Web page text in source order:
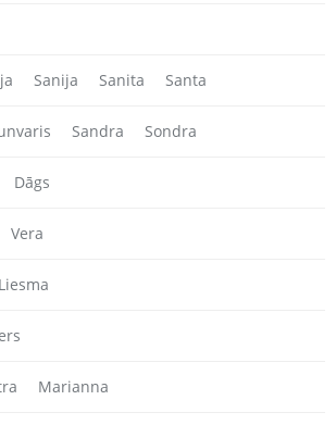
Sanija Sanita Santa
Sandra Sondra
Dāgs
Vera
Liesma
Marianna